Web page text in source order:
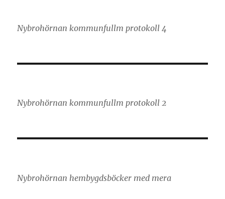
Nybrohörnan kommunfullm protokoll 4
Nybrohörnan kommunfullm protokoll 2
Nybrohörnan hembygdsböcker med mera